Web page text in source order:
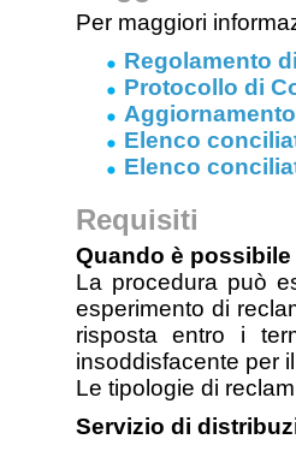
Per maggiori
Regolamento
Protocollo di
Elenco
Elenco
Requisiti
Quando è
La procedura può
esperimento di
risposta entro i
insoddisfacente per
Le tipologie di
Servizio di